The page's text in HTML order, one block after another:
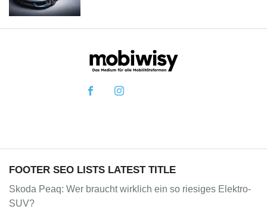
FOOTER SEO LISTS LATEST TITLE
Skoda Peaq: Wer braucht wirklich ein so riesiges Elektro-
SUV?